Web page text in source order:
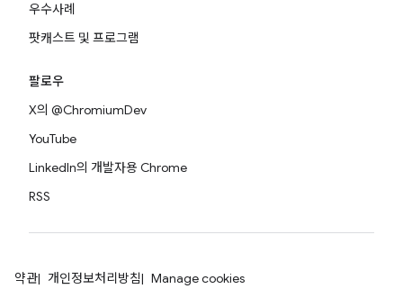
우수사례
팟캐스트 및 프로그램
팔로우
X의 @ChromiumDev
YouTube
LinkedIn의 개발자용 Chrome
RSS
약관 개인정보처리방침 Manage cookies